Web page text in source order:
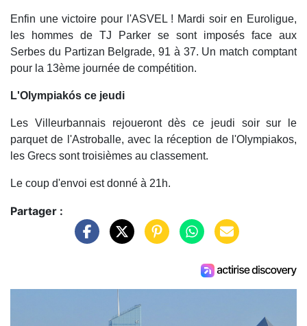
Enfin une victoire pour l'ASVEL ! Mardi soir en Euroligue,
les hommes de TJ Parker se sont imposés face aux
Serbes du Partizan Belgrade, 91 à 37. Un match comptant
pour la 13ème journée de compétition.
L'Olympiakós ce jeudi
Les Villeurbannais rejoueront dès ce jeudi soir sur le
parquet de l'Astroballe, avec la réception de l'Olympiakos,
les Grecs sont troisièmes au classement.
Le coup d'envoi est donné à 21h.
Partager :